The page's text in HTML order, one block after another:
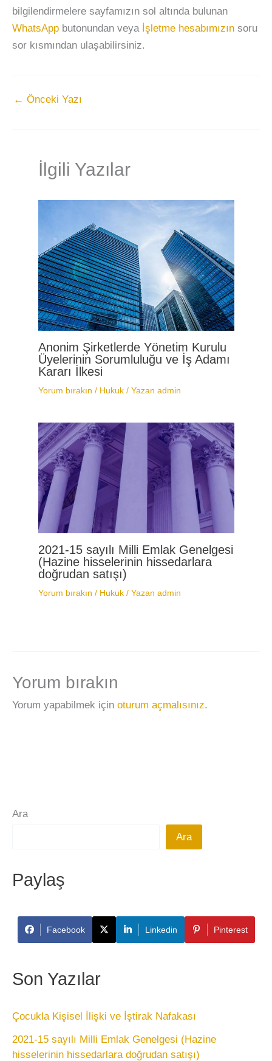
bilgilendirmelere sayfamızın sol altında bulunan
WhatsApp butonundan veya İşletme hesabımızın soru
sor kısmından ulaşabilirsiniz.
← Önceki Yazı
İlgili Yazılar
Anonim Şirketlerde Yönetim Kurulu
Üyelerinin Sorumluluğu ve İş Adamı
Kararı İlkesi
Yorum bırakın / Hukuk/ Yazan admin
2021-15 sayılı Milli Emlak Genelgesi
(Hazine hisselerinin hissedarlara
doğrudan satışı)
Yorum bırakın / Hukuk/ Yazan admin
Yorum bırakın
Yorum yapabilmek için oturum açmalısınız.
Ara
Ara
Paylaş
Facebook Linkedin Pinterest
Son Yazılar
Çocukla Kişisel İlişki ve İştirak Nafakası
2021-15 sayılı Milli Emlak Genelgesi (Hazine
hisselerinin hissedarlara doğrudan satışı)